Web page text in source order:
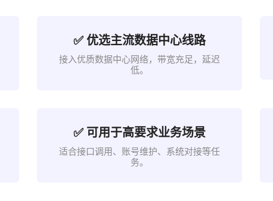
✅ 优选主流数据中心线路
接入优质数据中心网络，带宽充足，延迟
低。
✅ 可用于高要求业务场景
适合接口调用、账号维护、系统对接等任
务。